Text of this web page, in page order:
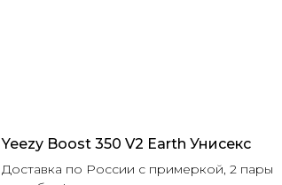
Yeezy Boost 350 V2 Earth Унисекс
Доставка по России с примеркой, 2 пары